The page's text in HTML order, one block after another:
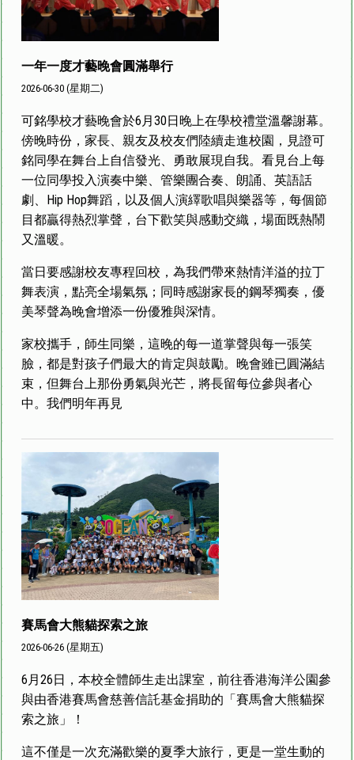
一年一度才藝晚會圓滿舉行
2026-06-30 (星期二)
可銘學校才藝晚會於6月30日晚上在學校禮堂溫馨謝幕。
傍晚時份，家長、親友及校友們陸續走進校園，見證可
銘同學在舞台上自信發光、勇敢展現自我。看見台上每
一位同學投入演奏中樂、管樂團合奏、朗誦、英語話
劇、Hip Hop舞蹈，以及個人演繹歌唱與樂器等，每個節
目都贏得熱烈掌聲，台下歡笑與感動交織，場面既熱鬧
又溫暖。
當日要感謝校友專程回校，為我們帶來熱情洋溢的拉丁
舞表演，點亮全場氣氛；同時感謝家長的鋼琴獨奏，優
美琴聲為晚會增添一份優雅與深情。
家校攜手，師生同樂，這晚的每一道掌聲與每一張笑
臉，都是對孩子們最大的肯定與鼓勵。晚會雖已圓滿結
束，但舞台上那份勇氣與光芒，將長留每位參與者心
中。我們明年再見
賽馬會大熊貓探索之旅
2026-06-26 (星期五)
6月26日，本校全體師生走出課室，前往香港海洋公園參
與由香港賽馬會慈善信託基金捐助的「賽馬會大熊貓探
索之旅」！
這不僅是一次充滿歡樂的夏季大旅行，更是一堂生動的